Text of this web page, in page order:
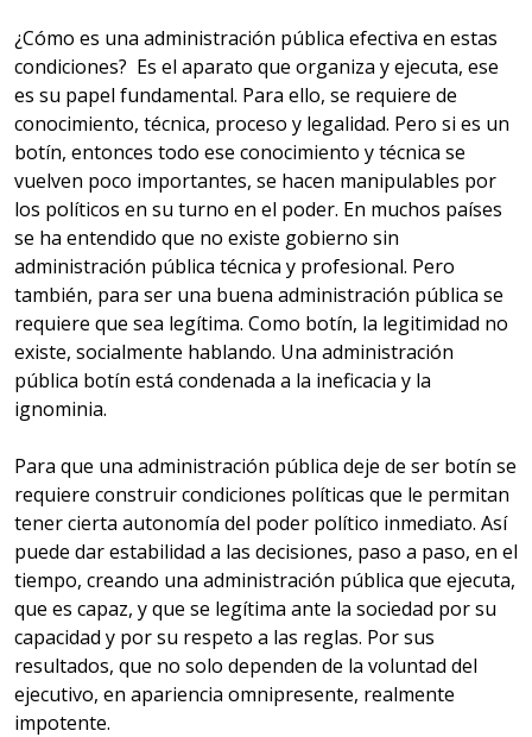
¿Cómo es una administración pública efectiva en estas
condiciones? Es el aparato que organiza y ejecuta, ese
es su papel fundamental. Para ello, se requiere de
conocimiento, técnica, proceso y legalidad. Pero si es un
botín, entonces todo ese conocimiento y técnica se
vuelven poco importantes, se hacen manipulables por
los políticos en su turno en el poder. En muchos países
se ha entendido que no existe gobierno sin
administración pública técnica y profesional. Pero
también, para ser una buena administración pública se
requiere que sea legítima. Como botín, la legitimidad no
existe, socialmente hablando. Una administración
pública botín está condenada a la ineficacia y la
ignominia.
Para que una administración pública deje de ser botín se
requiere construir condiciones políticas que le permitan
tener cierta autonomía del poder político inmediato. Así
puede dar estabilidad a las decisiones, paso a paso, en el
tiempo, creando una administración pública que ejecuta,
que es capaz, y que se legítima ante la sociedad por su
capacidad y por su respeto a las reglas. Por sus
resultados, que no solo dependen de la voluntad del
ejecutivo, en apariencia omnipresente, realmente
impotente.